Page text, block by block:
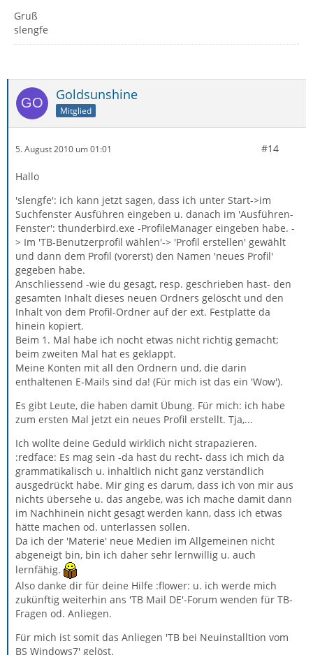
Gruß
slengfe
Goldsunshine
Mitglied
5. August 2010 um 01:01 #14
Hallo
'slengfe': ich kann jetzt sagen, dass ich unter Start->im
Suchfenster Ausführen eingeben u. danach im 'Ausführen-
Fenster': thunderbird.exe -ProfileManager eingeben habe. -
> Im 'TB-Benutzerprofil wählen'-> 'Profil erstellen' gewählt
und dann dem Profil (vorerst) den Namen 'neues Profil'
gegeben habe.
Anschliessend -wie du gesagt, resp. geschrieben hast- den
gesamten Inhalt dieses neuen Ordners gelöscht und den
Inhalt von dem Profil-Ordner auf der ext. Festplatte da
hinein kopiert.
Beim 1. Mal habe ich nocht etwas nicht richtig gemacht;
beim zweiten Mal hat es geklappt.
Meine Konten mit all den Ordnern und, die darin
enthaltenen E-Mails sind da! (Für mich ist das ein 'Wow').
Es gibt Leute, die haben damit Übung. Für mich: ich habe
zum ersten Mal jetzt ein neues Profil erstellt. Tja,...
Ich wollte deine Geduld wirklich nicht strapazieren.
:redface: Es mag sein -da hast du recht- dass ich mich da
grammatikalisch u. inhaltlich nicht ganz verständlich
ausgedrückt habe. Mir ging es darum, dass ich von mir aus
nichts übersehe u. das angebe, was ich mache damit dann
im Nachhinein nicht gesagt werden kann, dass ich etwas
hätte machen od. unterlassen sollen.
Da ich der 'Materie' neue Medien im Allgemeinen nicht
abgeneigt bin, bin ich daher sehr lernwillig u. auch
lernfähig.
Also danke dir für deine Hilfe :flower: u. ich werde mich
zukünftig weiterhin ans 'TB Mail DE'-Forum wenden für TB-
Fragen od. Anliegen.
Für mich ist somit das Anliegen 'TB bei Neuinstalltion vom
BS Windows7' gelöst.